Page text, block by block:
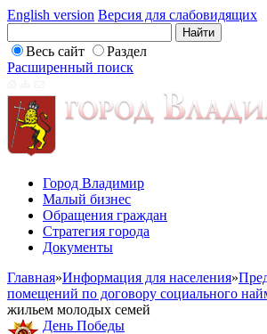
English version Версия для слабовидящих
Весь сайт
Раздел
Расширенный поиск
Город Владимир
Малый бизнес
Обращения граждан
Стратегия города
Документы
Главная»Информация для населения»
помещений по договору социального
жильем молодых семей
День Победы